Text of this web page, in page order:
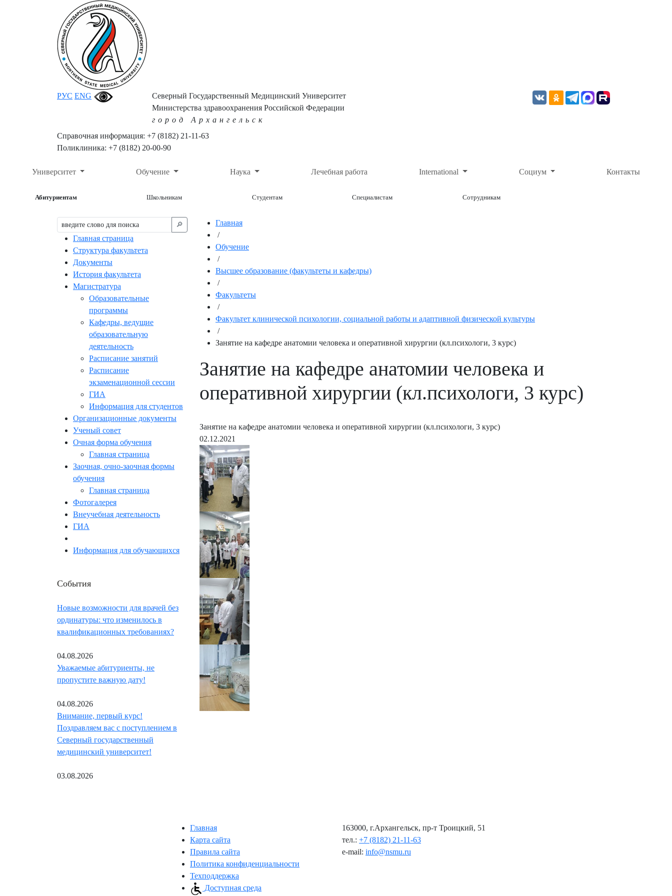
РУС ENG
Северный Государственный Медицинский Университет
Министерства здравоохранения Российской Федерации
город Архангельск
Справочная информация: +7 (8182) 21-11-63
Поликлиника: +7 (8182) 20-00-90
Университет Обучение Наука Лечебная работа International Социум Контакты
Абитуриентам Школьникам Студентам Специалистам Сотрудникам
🔎︎
Главная страница
Структура факультета
Документы
История факультета
Магистратура
Образовательные
программы
Кафедры, ведущие
образовательную
деятельность
Расписание занятий
Расписание
экзаменационной сессии
ГИА
Информация для студентов
Организационные документы
Ученый совет
Очная форма обучения
Главная страница
Заочная, очно-заочная формы
обучения
Главная страница
Фотогалерея
Внеучебная деятельность
ГИА
Информация для обучающихся
События
Новые возможности для врачей без
ординатуры: что изменилось в
квалификационных требованиях?
04.08.2026
Уважаемые абитуриенты, не
пропустите важную дату!
04.08.2026
Внимание, первый курс!
Поздравляем вас с поступлением в
Северный государственный
медицинский университет!
03.08.2026
Главная
/
Обучение
/
Высшее образование (факультеты и кафедры)
/
Факультеты
/
Факультет клинической психологии, социальной работы и адаптивной физической культуры
/
Занятие на кафедре анатомии человека и оперативной хирургии (кл.психологи, 3 курс)
Занятие на кафедре анатомии человека и
оперативной хирургии (кл.психологи, 3 курс)
Занятие на кафедре анатомии человека и оперативной хирургии (кл.психологи, 3 курс)
02.12.2021
Главная
Карта сайта
Правила сайта
Политика конфиденциальности
Техподдержка
Доступная среда
163000, г.Архангельск, пр-т Троицкий, 51
тел.: +7 (8182) 21-11-63
e-mail: info@nsmu.ru